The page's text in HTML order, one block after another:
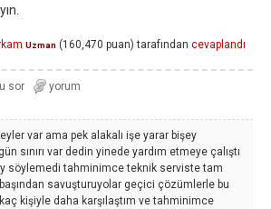
Uzman (160,470 puan) tarafından cevaplandı
var ama pek alakalı işe yarar bişey
sınırı var dedin yinede yardım etmeye çalıştı
söylemedi tahminimce teknik serviste tam
savuşturuyolar geçici çözümlerle bu
kişiyle daha karşılaştım ve tahminimce